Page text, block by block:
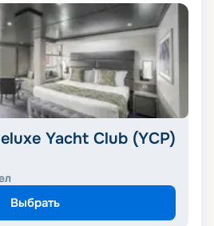
Yacht Club (YCP)
Выбрать